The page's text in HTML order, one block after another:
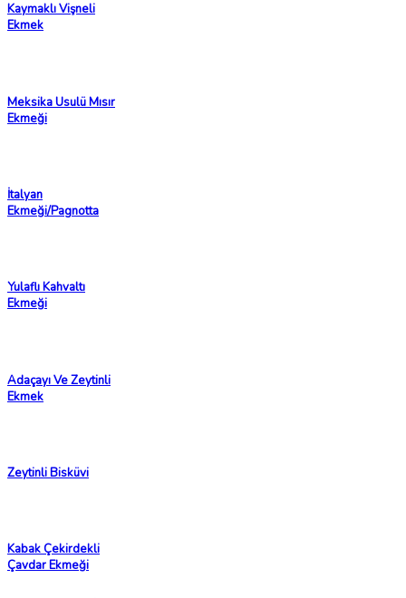
Kaymaklı Vişneli
Ekmek
Meksika Usulü Mısır
Ekmeği
İtalyan
Ekmeği/Pagnotta
Yulaflı Kahvaltı
Ekmeği
Adaçayı Ve Zeytinli
Ekmek
Zeytinli Bisküvi
Kabak Çekirdekli
Çavdar Ekmeği